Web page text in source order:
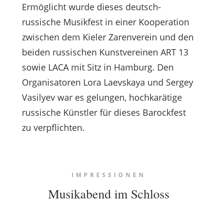
Ermöglicht wurde dieses deutsch-
russische Musikfest in einer Kooperation
zwischen dem Kieler Zarenverein und den
beiden russischen Kunstvereinen ART 13
sowie LACA mit Sitz in Hamburg. Den
Organisatoren Lora Laevskaya und Sergey
Vasilyev war es gelungen, hochkarätige
russische Künstler für dieses Barockfest
zu verpflichten.
IMPRESSIONEN
Musikabend im Schloss